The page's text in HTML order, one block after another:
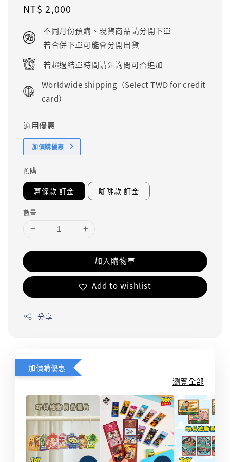
Regular
NT$ 2,000
不同月份預購、現貨商品請分開下單
若合併下單可能會分開出貨
若超過結單時間請先詢問可否追加
Worldwide shipping（Select TWD for credit
card）
適用優惠
加價購優惠
預購
薯條款 訂金 咖啡款 訂金
數量
加入購物車
Add to wishlist
分享
加價購優惠
瀏覽全部